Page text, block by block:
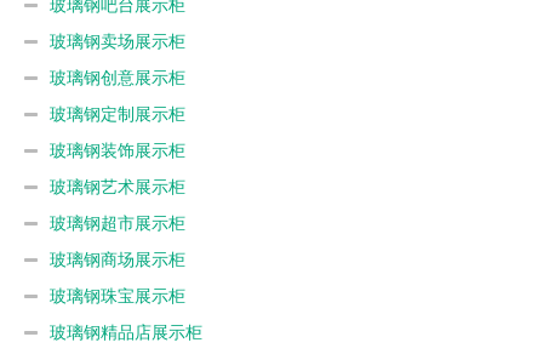
玻璃钢卖场展示柜
玻璃钢创意展示柜
玻璃钢定制展示柜
玻璃钢装饰展示柜
玻璃钢艺术展示柜
玻璃钢超市展示柜
玻璃钢商场展示柜
玻璃钢珠宝展示柜
玻璃钢精品店展示柜